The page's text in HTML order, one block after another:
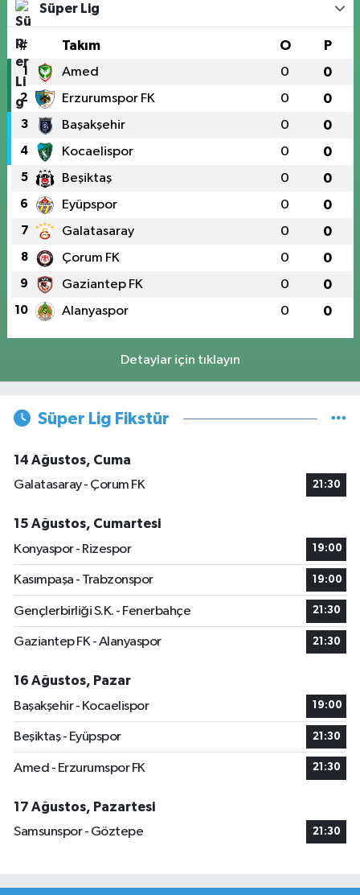
Süper Lig
# Takım O P
1 Amed 0 0
2 Erzurumspor FK 0 0
3 Başakşehir 0 0
4 Kocaelispor 0 0
5 Beşiktaş 0 0
6 Eyüpspor 0 0
7 Galatasaray 0 0
8 Çorum FK 0 0
9 Gaziantep FK 0 0
10 Alanyaspor 0 0
Detaylar için tıklayın
Süper Lig Fikstür
14 Ağustos, Cuma
Galatasaray - Çorum FK
21:30
15 Ağustos, Cumartesi
Konyaspor - Rizespor
19:00
Kasımpaşa - Trabzonspor 19:00
Gençlerbirliği S.K. - Fenerbahçe 21:30
Gaziantep FK - Alanyaspor 21:30
16 Ağustos, Pazar
Başakşehir - Kocaelispor
19:00
Beşiktaş - Eyüpspor 21:30
Amed - Erzurumspor FK 21:30
17 Ağustos, Pazartesi
Samsunspor - Göztepe
21:30